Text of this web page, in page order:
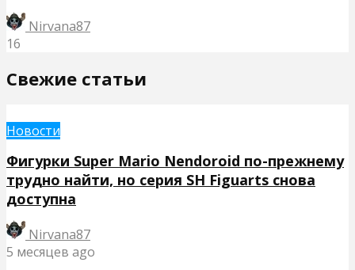
Nirvana87
16
Свежие статьи
Новости
Фигурки Super Mario Nendoroid по-прежнему
трудно найти, но серия SH Figuarts снова
доступна
Nirvana87
5 месяцев ago